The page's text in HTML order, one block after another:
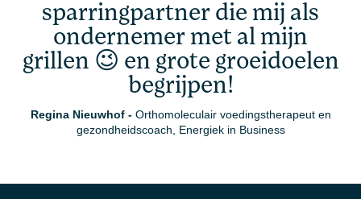
sparringpartner die mij als
ondernemer met al mijn
grillen 😉 en grote groeidoelen
begrijpen!
Regina Nieuwhof - Orthomoleculair voedingstherapeut en
gezondheidscoach, Energiek in Business